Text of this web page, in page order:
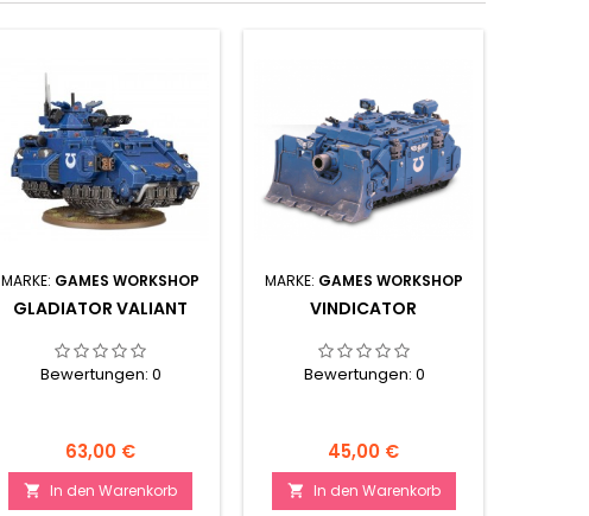
MARKE: GAMES WORKSHOP
GLADIATOR VALIANT
Bewertungen: 0
Preis
63,00 €
 In den Warenkorb
MARKE: GAMES WORKSHOP
VINDICATOR
Bewertungen: 0
Preis
45,00 €
 In den Warenkorb